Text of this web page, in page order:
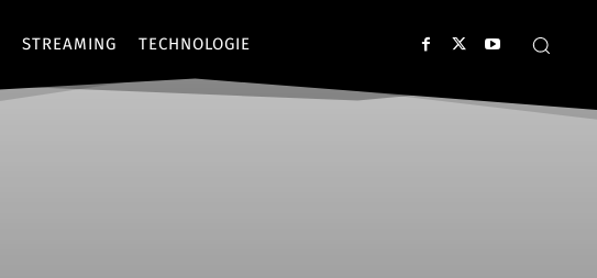
STREAMING TECHNOLOGIE